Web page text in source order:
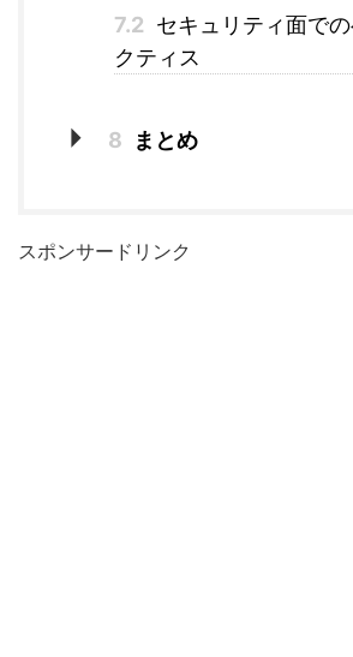
7.2 セキュリティ面で
クティス
8 まとめ
スポンサードリンク